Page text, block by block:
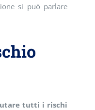
si può parlare
tutti i rischi